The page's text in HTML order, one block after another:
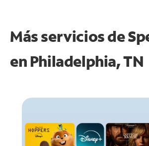
Más servicios de
en Philadelphia, TN